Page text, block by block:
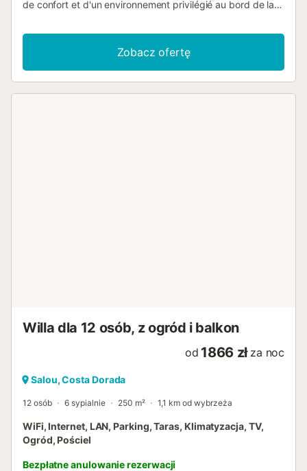
de confort et d'un environnement privilégié au bord de la
jusqu'à 14 personnes, le logement offre une distribution
ample et fonctionnelle, pensée pour profiter de vacances
confortables en groupe. Ses zones extérieures, avec
piscine privée et jacuzzi, sont parfaites pour se détendre,
Zobacz ofertę
Willa dla 12 osób, z ogród i balkon
od 1866 zł za noc
Salou, Costa Dorada
12 osób 6 sypialnie 250 m² 1,1 km od wybrzeża
WiFi, Internet, LAN, Parking, Taras, Klimatyzacja, TV,
Ogród, Pościel
Bezpłatne anulowanie rezerwacji